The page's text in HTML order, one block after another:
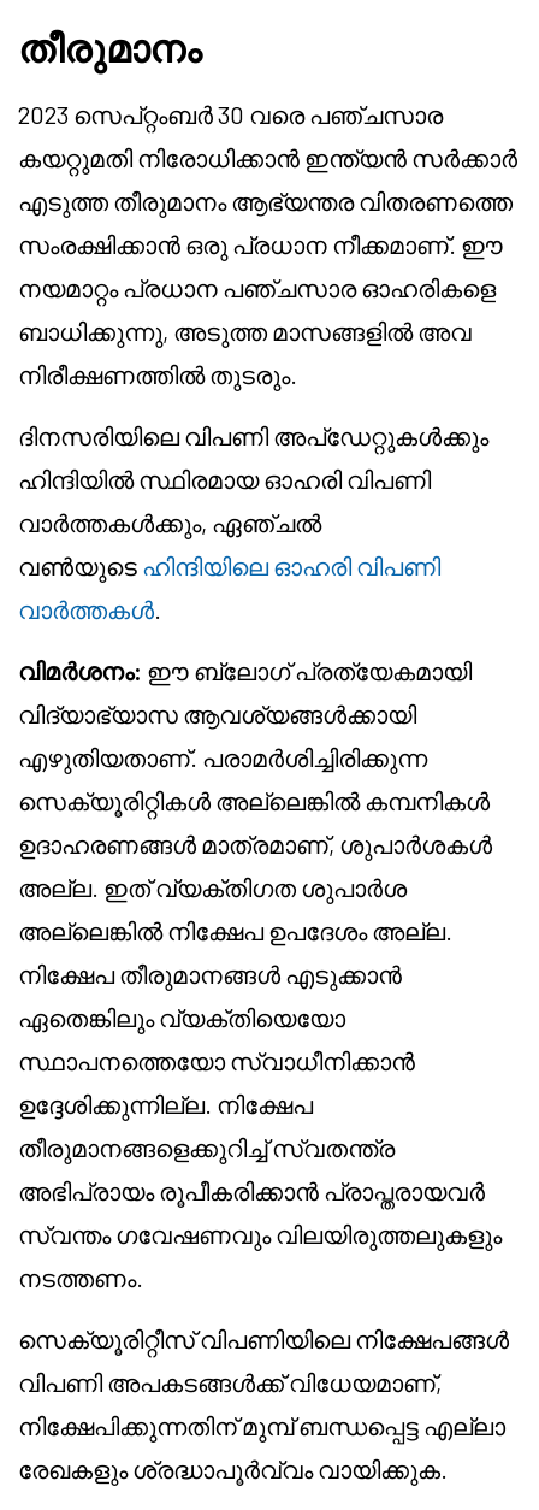
തീരുമാനം
2023 സെപ്റ്റംബർ 30 വരെ പഞ്ചസാര
കയറ്റുമതി നിരോധിക്കാൻ ഇന്ത്യൻ സർക്കാർ
എടുത്ത തീരുമാനം ആഭ്യന്തര വിതരണത്തെ
സംരക്ഷിക്കാൻ ഒരു പ്രധാന നീക്കമാണ്. ഈ
നയമാറ്റം പ്രധാന പഞ്ചസാര ഓഹരികളെ
ബാധിക്കുന്നു, അടുത്ത മാസങ്ങളിൽ അവ
നിരീക്ഷണത്തിൽ തുടരും.
ദിനസരിയിലെ വിപണി അപ്ഡേറ്റുകൾക്കും
ഹിന്ദിയിൽ സ്ഥിരമായ ഓഹരി വിപണി
വാർത്തകൾക്കും, ഏഞ്ചൽ
വൺയുടെ ഹിന്ദിയിലെ ഓഹരി വിപണി
വാർത്തകൾ.
വിമർശനം: ഈ ബ്ലോഗ് പ്രത്യേകമായി
വിദ്യാഭ്യാസ ആവശ്യങ്ങൾക്കായി
എഴുതിയതാണ്. പരാമർശിച്ചിരിക്കുന്ന
സെക്യൂരിറ്റികൾ അല്ലെങ്കിൽ കമ്പനികൾ
ഉദാഹരണങ്ങൾ മാത്രമാണ്, ശുപാർശകൾ
അല്ല. ഇത് വ്യക്തിഗത ശുപാർശ
അല്ലെങ്കിൽ നിക്ഷേപ ഉപദേശം അല്ല.
നിക്ഷേപ തീരുമാനങ്ങൾ എടുക്കാൻ
ഏതെങ്കിലും വ്യക്തിയെയോ
സ്ഥാപനത്തെയോ സ്വാധീനിക്കാൻ
ഉദ്ദേശിക്കുന്നില്ല. നിക്ഷേപ
തീരുമാനങ്ങളെക്കുറിച്ച് സ്വതന്ത്ര
അഭിപ്രായം രൂപീകരിക്കാൻ പ്രാപ്തരായവർ
സ്വന്തം ഗവേഷണവും വിലയിരുത്തലുകളും
നടത്തണം.
സെക്യൂരിറ്റീസ് വിപണിയിലെ നിക്ഷേപങ്ങൾ
വിപണി അപകടങ്ങൾക്ക് വിധേയമാണ്,
നിക്ഷേപിക്കുന്നതിന് മുമ്പ് ബന്ധപ്പെട്ട എല്ലാ
രേഖകളും ശ്രദ്ധാപൂർവ്വം വായിക്കുക.